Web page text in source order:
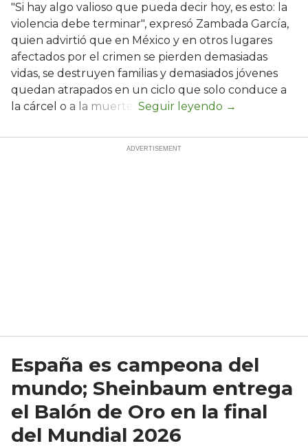
"Si hay algo valioso que pueda decir hoy, es esto: la
violencia debe terminar", expresó Zambada García,
quien advirtió que en México y en otros lugares
afectados por el crimen se pierden demasiadas
vidas, se destruyen familias y demasiados jóvenes
quedan atrapados en un ciclo que solo conduce a
la cárcel o a la muerte.
España es campeona del
mundo; Sheinbaum entrega
el Balón de Oro en la final
del Mundial 2026